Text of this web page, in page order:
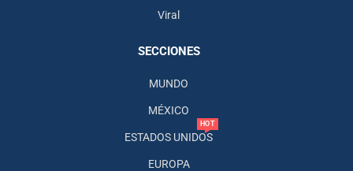
Viral
SECCIONES
MUNDO
MÉXICO
ESTADOS UNIDOS
HOT
EUROPA